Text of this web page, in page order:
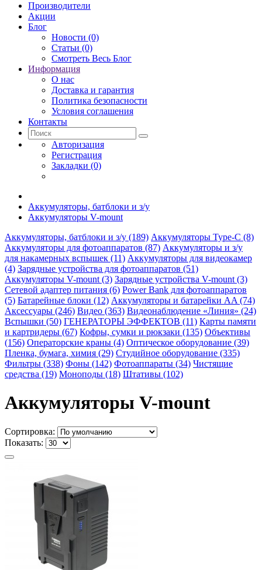
Производители
Акции
Блог
Новости (0)
Статьи (0)
Смотреть Весь Блог
Информация
О нас
Доставка и гарантия
Политика безопасности
Условия соглашения
Контакты
Авторизация
Регистрация
Закладки (0)
Аккумуляторы, батблоки и з/у
Аккумуляторы V-mount
Аккумуляторы, батблоки и з/у (189) Аккумуляторы Type-C (8)
Аккумуляторы для фотоаппаратов (87) Аккумуляторы и з/у
для накамерных вспышек (11) Аккумуляторы для видеокамер
(4) Зарядные устройства для фотоаппаратов (51)
Аккумуляторы V-mount (3) Зарядные устройства V-mount (3)
Сетевой адаптер питания (6) Power Bank для фотоаппаратов
(5) Батарейные блоки (12) Аккумуляторы и батарейки AA (74)
Аксессуары (246) Видео (363) Видеонаблюдение «Линия» (24)
Вспышки (50) ГЕНЕРАТОРЫ ЭФФЕКТОВ (11) Карты памяти
и картридеры (67) Кофры, сумки и рюкзаки (135) Объективы
(156) Операторские краны (4) Оптическое оборудование (39)
Пленка, бумага, химия (29) Студийное оборудование (335)
Фильтры (338) Фоны (142) Фотоаппараты (34) Чистящие
средства (19) Моноподы (18) Штативы (102)
Аккумуляторы V-mount
Сортировка:
Показать: